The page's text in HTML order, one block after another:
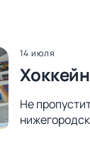
14 июля
Не